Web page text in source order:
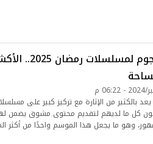
استعدادات النجوم لمسلسلات
موسم رمضان 2025 يعد بالكثير من الإثارة مع تركيز كبير على
كل ما لديهم لتقديم محتوى مشوق يضمن
وهو ما يجعل هذا الموسم واحدًا من أكثر